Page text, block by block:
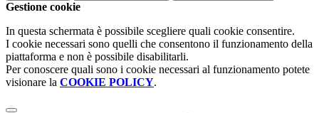
Gestione cookie
In questa schermata è possibile scegliere quali cookie consentire.
I cookie necessari sono quelli che consentono il funzionamento della
piattaforma e non è possibile disabilitarli.
Per conoscere quali sono i cookie necessari al funzionamento potete
visionare la COOKIE POLICY.